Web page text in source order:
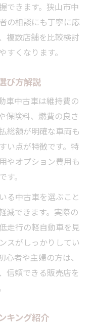
できます。狭山市中
の相談にも丁寧に応
複数店舗を比較検討
くなります。
び方解説
車中古車は維持費の
保険料、燃費の良さ
総額が明確な車両も
い点が特徴です。特
やオプション費用も
。
る中古車を選ぶこと
減できます。実際の
走行の軽自動車を見
スがしっかりしてい
者や主婦の方は、
信頼できる販売店を
キング紹介